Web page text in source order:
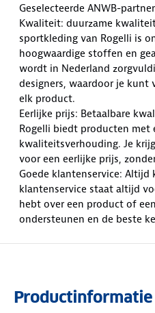
Geselecteerde ANWB-partner
Kwaliteit: duurzame
sportkleding van Rogelli is
hoogwaardige stoffen en
wordt in Nederland
designers, waardoor je
elk product.
Eerlijke prijs: Betaalbare
Rogelli biedt producten
kwaliteitsverhouding. Je
voor een eerlijke prijs,
Goede klantenservice: Altijd
klantenservice staat altijd
hebt over een product of
ondersteunen en de beste
Productinformatie